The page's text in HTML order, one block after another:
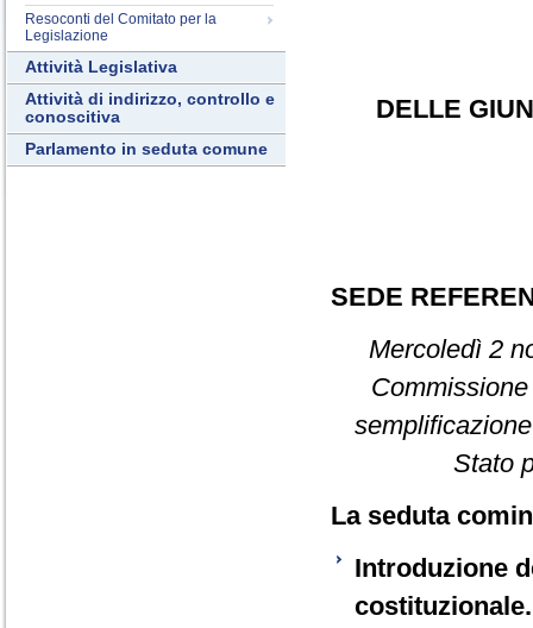
Resoconti del Comitato per la
Legislazione
Attività Legislativa
Attività di indirizzo, controllo e
conoscitiva
Parlamento in seduta comune
DELLE
SEDE
Mercoledì 2
Stato
La seduta
Introduzione
costituzionale.